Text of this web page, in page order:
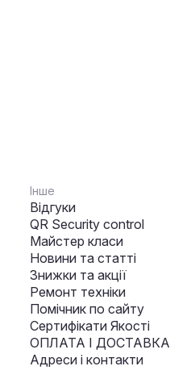
Інше
Відгуки
QR Security control
Майстер класи
Новини та статті
Знижки та акції
Ремонт техніки
Помічник по сайту
Сертифікати Якості
ОПЛАТА І ДОСТАВКА
Адреси і контакти